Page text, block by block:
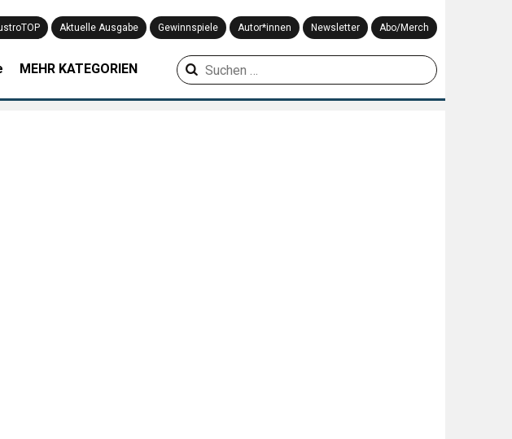
Aktuelle Ausgabe Gewinnspiele Autor*innen Newsletter Abo/Merch
MEHR KATEGORIEN
Suchen
nach: